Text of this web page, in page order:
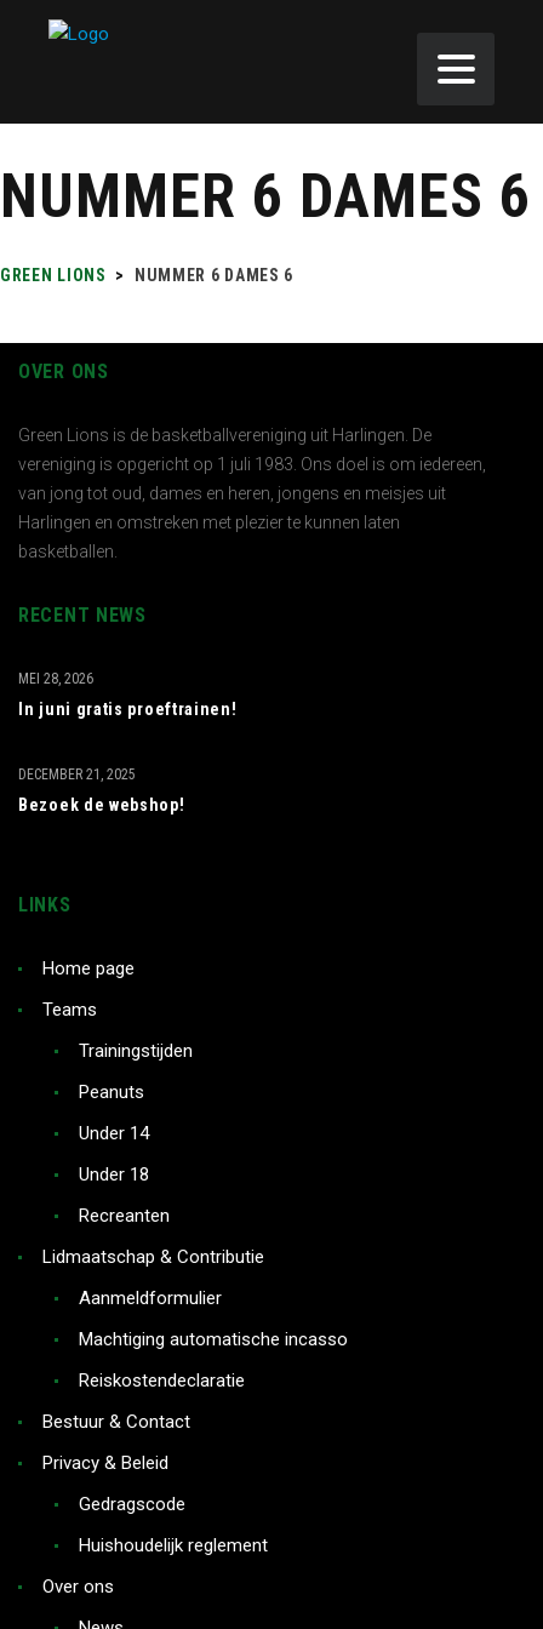
NUMMER 6 DAMES 6
GREEN LIONS > NUMMER 6 DAMES 6
OVER ONS
Green Lions is de basketballvereniging uit Harlingen. De
vereniging is opgericht op 1 juli 1983. Ons doel is om iedereen,
van jong tot oud, dames en heren, jongens en meisjes uit
Harlingen en omstreken met plezier te kunnen laten
basketballen.
RECENT NEWS
In juni gratis proeftrainen!
MEI 28, 2026
Bezoek de webshop!
DECEMBER 21, 2025
LINKS
Home page
Teams
Trainingstijden
Peanuts
Under 14
Under 18
Recreanten
Lidmaatschap & Contributie
Aanmeldformulier
Machtiging automatische incasso
Reiskostendeclaratie
Bestuur & Contact
Privacy & Beleid
Gedragscode
Huishoudelijk reglement
Over ons